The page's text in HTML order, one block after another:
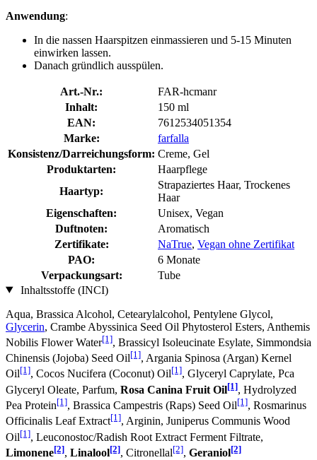
Anwendung:
In die nassen Haarspitzen einmassieren und 5-15 Minuten
einwirken lassen.
Danach gründlich ausspülen.
Art.-Nr.:
FAR-hcmanr
Inhalt:
150 ml
EAN:
7612534051354
Marke:
farfalla
Konsistenz/Darreichungsform: Creme, Gel
Produktarten:
Haarpflege
Haartyp:
Strapaziertes Haar, Trockenes
Haar
Eigenschaften:
Unisex, Vegan
Duftnoten:
Aromatisch
Zertifikate:
NaTrue, Vegan ohne Zertifikat
PAO:
6 Monate
Verpackungsart:
Tube
Inhaltsstoffe (INCI)
Aqua, Brassica Alcohol, Cetearylalcohol, Pentylene Glycol,
Glycerin, Crambe Abyssinica Seed Oil Phytosterol Esters, Anthemis
Nobilis Flower Water[1], Brassicyl Isoleucinate Esylate, Simmondsia
Chinensis (Jojoba) Seed Oil[1], Argania Spinosa (Argan) Kernel
Oil[1], Cocos Nucifera (Coconut) Oil[1], Glyceryl Caprylate, Pca
Glyceryl Oleate, Parfum, Rosa Canina Fruit Oil[1], Hydrolyzed
Pea Protein[1], Brassica Campestris (Raps) Seed Oil[1], Rosmarinus
Officinalis Leaf Extract[1], Arginin, Juniperus Communis Wood
Oil[1], Leuconostoc/Radish Root Extract Ferment Filtrate,
Limonene[2], Linalool[2], Citronellal[2], Geraniol[2]